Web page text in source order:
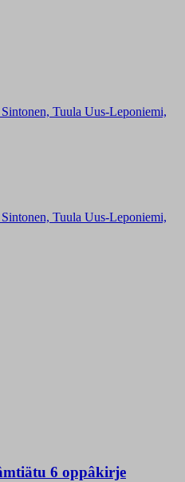
Tuula Uus-Leponiemi,
Tuula Uus-Leponiemi,
6 oppâkirje